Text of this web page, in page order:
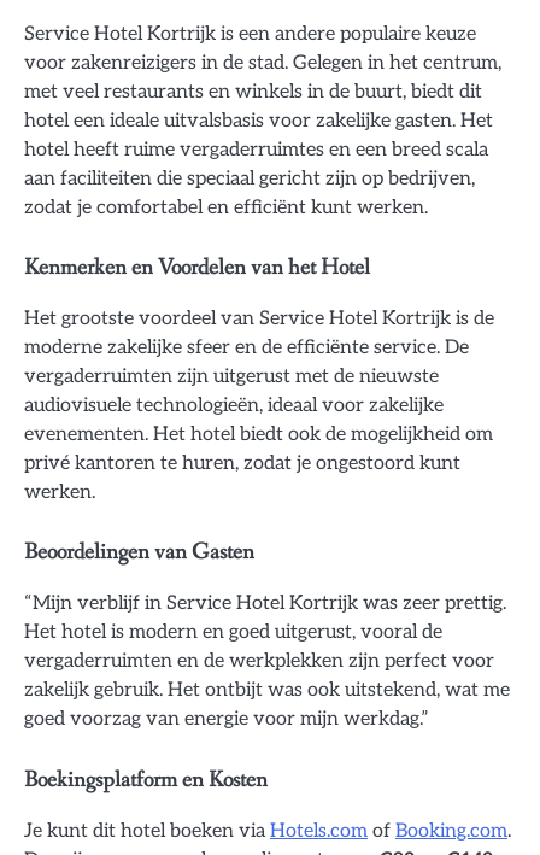
Service Hotel Kortrijk is een andere populaire keuze
voor zakenreizigers in de stad. Gelegen in het centrum,
met veel restaurants en winkels in de buurt, biedt dit
hotel een ideale uitvalsbasis voor zakelijke gasten. Het
hotel heeft ruime vergaderruimtes en een breed scala
aan faciliteiten die speciaal gericht zijn op bedrijven,
zodat je comfortabel en efficiënt kunt werken.
Kenmerken en Voordelen van het Hotel
Het grootste voordeel van Service Hotel Kortrijk is de
moderne zakelijke sfeer en de efficiënte service. De
vergaderruimten zijn uitgerust met de nieuwste
audiovisuele technologieën, ideaal voor zakelijke
evenementen. Het hotel biedt ook de mogelijkheid om
privé kantoren te huren, zodat je ongestoord kunt
werken.
Beoordelingen van Gasten
“Mijn verblijf in Service Hotel Kortrijk was zeer prettig.
Het hotel is modern en goed uitgerust, vooral de
vergaderruimten en de werkplekken zijn perfect voor
zakelijk gebruik. Het ontbijt was ook uitstekend, wat me
goed voorzag van energie voor mijn werkdag.”
Boekingsplatform en Kosten
Je kunt dit hotel boeken viaHotels.com of Booking.com.